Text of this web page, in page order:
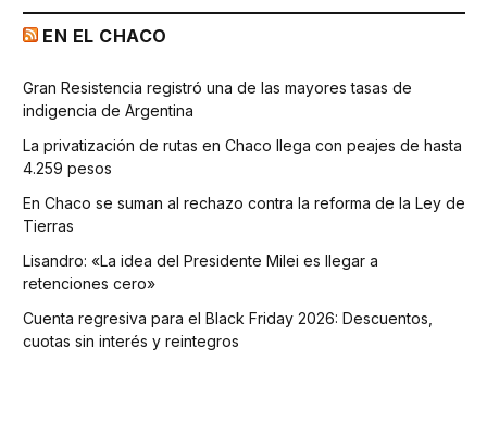
EN EL CHACO
Gran Resistencia registró una de las mayores tasas de
indigencia de Argentina
La privatización de rutas en Chaco llega con peajes de hasta
4.259 pesos
En Chaco se suman al rechazo contra la reforma de la Ley de
Tierras
Lisandro: «La idea del Presidente Milei es llegar a
retenciones cero»
Cuenta regresiva para el Black Friday 2026: Descuentos,
cuotas sin interés y reintegros